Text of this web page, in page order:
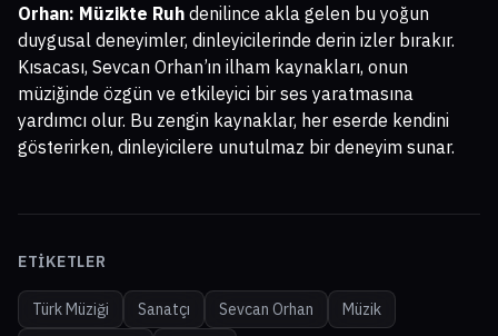
Orhan: Müzikte Ruh denilince akla gelen bu yoğun
duygusal deneyimler, dinleyicilerinde derin izler bırakır.
Kısacası, Sevcan Orhan’ın ilham kaynakları, onun
müziğinde özgün ve etkileyici bir ses yaratmasına
yardımcı olur. Bu zengin kaynaklar, her eserde kendini
gösterirken, dinleyicilere unutulmaz bir deneyim sunar.
ETIKETLER
Türk Müziği Sanatçı Sevcan Orhan
Müzik